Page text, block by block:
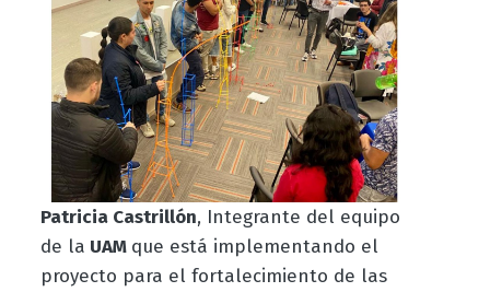
Patricia Castrillón, Integrante del equipo
de la UAM que está implementando el
proyecto para el fortalecimiento de las